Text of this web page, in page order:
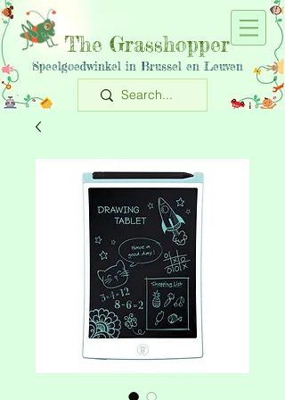
The Grasshopper
Speelgoedwinkel in Brussel en Leuven